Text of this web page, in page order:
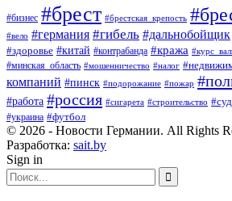
#бизнес #брест #брестская_крепость
#вело #германия #гибель #дальнобойщик
#здоровье #китай #контрабанда #кража
#минская_область #мошенничество #налог
компаний #пинск #подорожание #пожар
#работа #россия #сигарета #строительство #суд
#украина #футбол
© 2026 - Новости Германии. All Rights
Разработка: sait.by
Sign in